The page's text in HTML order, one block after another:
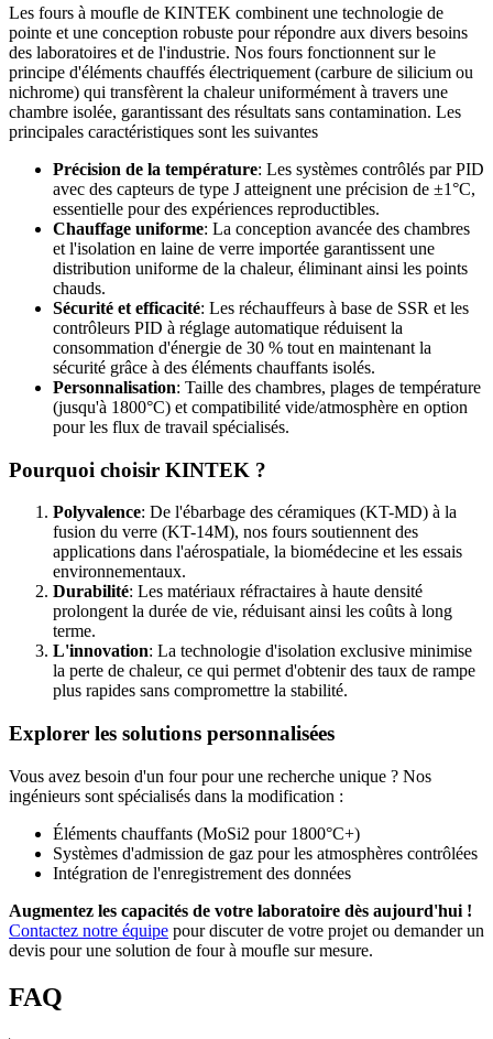
Les fours à moufle de KINTEK combinent une technologie de
pointe et une conception robuste pour répondre aux divers besoins
des laboratoires et de l'industrie. Nos fours fonctionnent sur le
principe d'éléments chauffés électriquement (carbure de silicium ou
nichrome) qui transfèrent la chaleur uniformément à travers une
chambre isolée, garantissant des résultats sans contamination. Les
principales caractéristiques sont les suivantes
Précision de la température: Les systèmes contrôlés par PID
avec des capteurs de type J atteignent une précision de ±1°C,
essentielle pour des expériences reproductibles.
Chauffage uniforme: La conception avancée des chambres
et l'isolation en laine de verre importée garantissent une
distribution uniforme de la chaleur, éliminant ainsi les points
chauds.
Sécurité et efficacité: Les réchauffeurs à base de SSR et les
contrôleurs PID à réglage automatique réduisent la
consommation d'énergie de 30 % tout en maintenant la
sécurité grâce à des éléments chauffants isolés.
Personnalisation: Taille des chambres, plages de température
(jusqu'à 1800°C) et compatibilité vide/atmosphère en option
pour les flux de travail spécialisés.
Pourquoi choisir KINTEK ?
Polyvalence: De l'ébarbage des céramiques (KT-MD) à la
fusion du verre (KT-14M), nos fours soutiennent des
applications dans l'aérospatiale, la biomédecine et les essais
environnementaux.
Durabilité: Les matériaux réfractaires à haute densité
prolongent la durée de vie, réduisant ainsi les coûts à long
terme.
L'innovation: La technologie d'isolation exclusive minimise
la perte de chaleur, ce qui permet d'obtenir des taux de rampe
plus rapides sans compromettre la stabilité.
Explorer les solutions personnalisées
Vous avez besoin d'un four pour une recherche unique ? Nos
ingénieurs sont spécialisés dans la modification :
Éléments chauffants (MoSi2 pour 1800°C+)
Systèmes d'admission de gaz pour les atmosphères contrôlées
Intégration de l'enregistrement des données
Augmentez les capacités de votre laboratoire dès aujourd'hui !
Contactez notre équipe pour discuter de votre projet ou demander un
devis pour une solution de four à moufle sur mesure.
FAQ